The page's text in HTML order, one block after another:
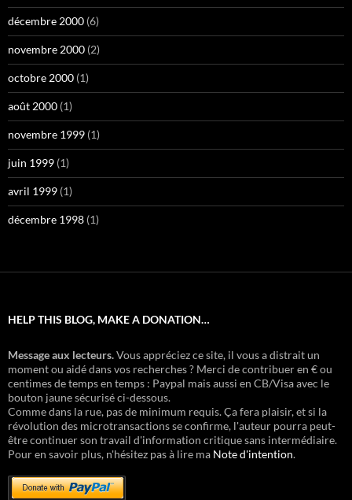
décembre 2000 (6)
novembre 2000 (2)
octobre 2000 (1)
août 2000 (1)
novembre 1999 (1)
juin 1999 (1)
avril 1999 (1)
décembre 1998 (1)
HELP THIS BLOG, MAKE A DONATION…
Message aux lecteurs.Vous appréciez ce site, il vous a distrait un
moment ou aidé dans vos recherches ? Merci de contribuer en € ou
centimes de temps en temps : Paypal mais aussi en CB/Visa avec le
bouton jaune sécurisé ci-dessous.
Comme dans la rue, pas de minimum requis. Ça fera plaisir, et si la
révolution des microtransactions se confirme, l'auteur pourra peut-
être continuer son travail d'information critique sans intermédiaire.
Pour en savoir plus, n'hésitez pas à lire ma Note d'intention.